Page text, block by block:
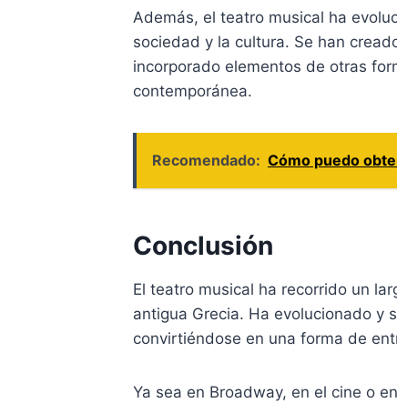
Además, el teatro musical ha
sociedad y la cultura. Se han
incorporado elementos de otras
contemporánea.
Recomendado: Cómo puedo
Conclusión
El teatro musical ha recorrido un
antigua Grecia. Ha evolucionado y
convirtiéndose en una forma de
Ya sea en Broadway, en el cine o